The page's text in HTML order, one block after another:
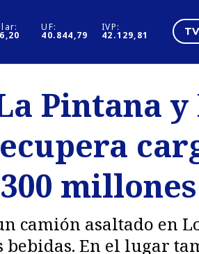
UF:
40.844,79
IVP:
42.129,81
Negocios
Pura Mujer
Pintana
millones
camión asaltado en
En el lugar